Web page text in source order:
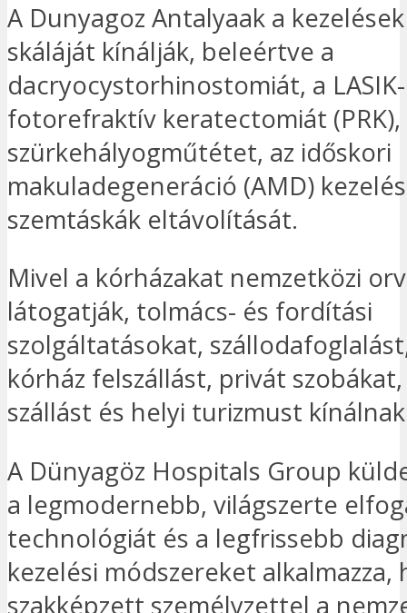
A Dunyagoz Antalyaak a
skáláját kínálják, beleértve a
dacryocystorhinostomiát, a
fotorefraktív keratectomiát (PRK),
szürkehályogműtétet, az időskori
makuladegeneráció (AMD)
szemtáskák eltávolítását.
Mivel a kórházakat nemzetközi
látogatják, tolmács- és fordítási
szolgáltatásokat,
kórház felszállást, privát
szállást és helyi turizmust
A Dünyagöz Hospitals Group
a legmodernebb, világszerte
technológiát és a legfrissebb
kezelési módszereket alkalmazza,
szakképzett személyzettel a